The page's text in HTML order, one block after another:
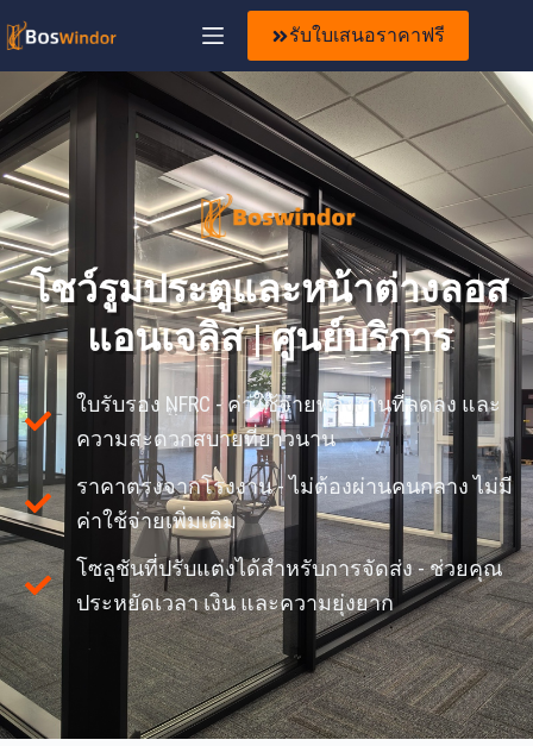
รับใบเสนอราคาฟรี
โชว์รูมประตูและหน้าต่างลอส
แอนเจลิส | ศูนย์บริการ
ใบรับรอง NFRC - ค่าใช้จ่ายพลังงานที่ลดลง และ
ความสะดวกสบายที่ยาวนาน
ราคาตรงจากโรงงาน - ไม่ต้องผ่านคนกลาง ไม่มี
ค่าใช้จ่ายเพิ่มเติม
โซลูชันที่ปรับแต่งได้สำหรับการจัดส่ง - ช่วยคุณ
ประหยัดเวลา เงิน และความยุ่งยาก